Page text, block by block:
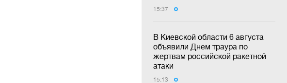
15:37
В Киевской области 6 августа
объявили Днем траура по
жертвам российской ракетной
атаки
15:13